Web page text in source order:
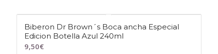
Biberon Dr Brown´s Boca ancha Especial
Edicion Botella Azul 240ml
9,50€